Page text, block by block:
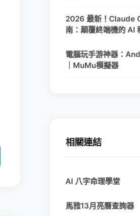
2026 最新！Claude
南：顛覆終端機的 AI
電腦玩手游神器：
｜MuMu模擬器
相關連結
AI 八字命理學堂
馬雅13月亮曆查詢器